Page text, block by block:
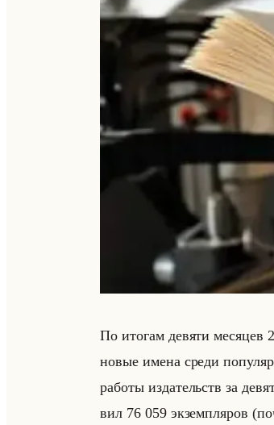
По ито­гам де­вя­ти ме­ся­цев
новые имена среди
ра­бо­ты из­да­тельств за
вил 76 059 эк­зем­пля­ров